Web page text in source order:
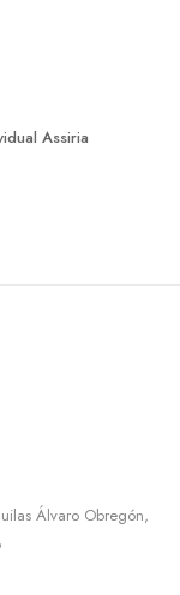
Assiria
Álvaro Obregón,